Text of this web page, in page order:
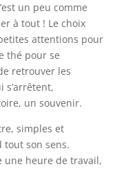
un peu comme
à tout ! Le choix
attentions pour
thé pour se
retrouver les
s’arrêtent,
un souvenir.
simples et
tout son sens.
une heure de travail,